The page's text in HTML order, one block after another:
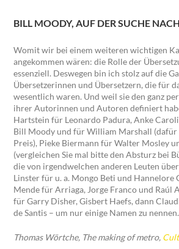
BILL MOODY, AUF DER SUCHE
Womit wir bei einem weiteren wichtigen
angekommen wären: die Rolle der
essenziell. Deswegen bin ich stolz auf die
Übersetzerinnen und Übersetzern, die für
wesentlich waren. Und weil sie den ganz
ihrer Autorinnen und Autoren definiert
Hartstein für Leonardo Padura, Anke
Bill Moody und für William Marshall (dafür
Preis), Pieke Biermann für Walter Mosley
(vergleichen Sie mal bitte den Absturz bei
die von irgendwelchen anderen Leuten
Linster für u. a. Mongo Beti und Hannelore
Mende für Arriaga, Jorge Franco und Raúl
für Garry Disher, Gisbert Haefs, dann
de Santis – um nur einige Namen zu nennen.
Thomas Wörtche, The making of metro,